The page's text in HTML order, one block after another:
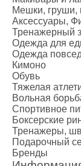
Мешки, груши,
Аксессуары,
Тренажерный
Одежда для
Одежда
Кимоно
Обувь
Тяжелая
Вольная
Спортивное
Боксерские
Тренажеры,
Подарочный
Бренды